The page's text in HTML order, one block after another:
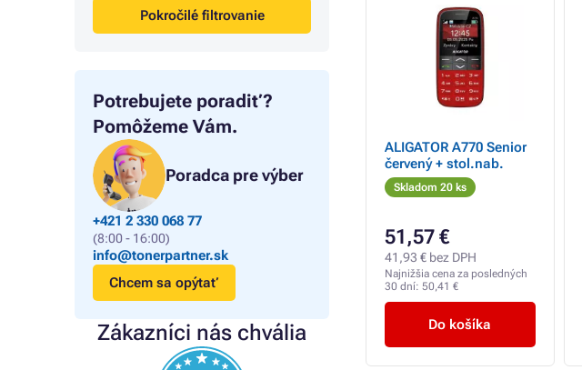
Pokročilé filtrovanie
Potrebujete poradiť?
Pomôžeme Vám.
Poradca pre výber
+421 2 330 068 77
(8:00 - 16:00)
info@tonerpartner.sk
Chcem sa opýtať
Zákazníci nás chvália
ALIGATOR A770 Senior
červený + stol.nab.
Skladom 20 ks
51,57 €
41,93 € bez DPH
Najnižšia cena za posledných
30 dní: 50,41 €
Do košíka